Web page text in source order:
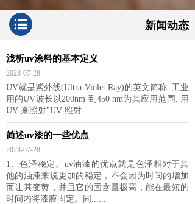
新闻动态
浅析uv涂料的基本定义
2023-07-28
UV就是紫外线(Ultra-Violet Ray)的英文简称. 工业
用的UV波长以200nm 到450 nm为其应用范围. 用
UV 来照射"UV 照射......
简述uv漆的一些优点
2023-07-28
​1、色泽稳定。uv油漆的优点就是色泽相对于其
他的油漆来说更加的稳定，不会因为时间的增加
而让其变黄，并且它的固含量极高，能在最短的
时间内将漆膜固定。同......